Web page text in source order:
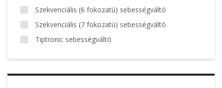
Szekvenciális (6 fokozatú) sebességváltó
Szekvenciális (7 fokozatú) sebességváltó
Tiptronic sebességváltó